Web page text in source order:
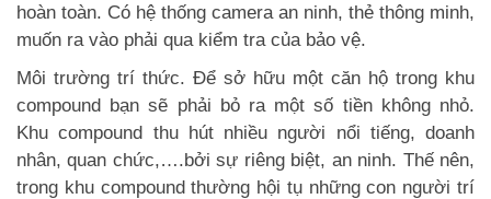
hoàn toàn. Có hệ thống camera an ninh, thẻ thông minh,
muốn ra vào phải qua kiểm tra của bảo vệ.
Môi trường trí thức. Để sở hữu một căn hộ trong khu
compound bạn sẽ phải bỏ ra một số tiền không nhỏ.
Khu compound thu hút nhiều người nổi tiếng, doanh
nhân, quan chức,….bởi sự riêng biệt, an ninh. Thế nên,
trong khu compound thường hội tụ những con người trí